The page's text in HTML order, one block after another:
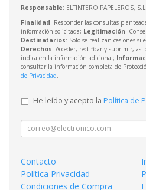
Responsable: ELTINTERO PAPELEROS, S.L.
Finalidad: Responder las consultas
información solicitada; Legitimación:
Destinatarios: Solo se realizan cesiones si
Derechos: Acceder, rectificar y suprimir, así
indica en la información adicional;
consultar la información completa de
de Privacidad.
He leído y acepto la Política de
Contacto
Política Privacidad
Condiciones de Compra